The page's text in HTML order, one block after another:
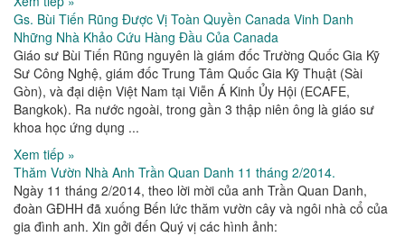
Gs. Bùi Tiến Rũng Được Vị Toàn Quyền Canada Vinh Danh
Những Nhà Khảo Cứu Hàng Đầu Của Canada
Giáo sư Bùi Tiến Rũng nguyên là giám đốc Trường Quốc Gia Kỹ
Sư Công Nghệ, giám đốc Trung Tâm Quốc Gia Kỹ Thuật (Sài
Gòn), và đại diện Việt Nam tại Viễn Á Kinh Ủy Hội (ECAFE,
Bangkok). Ra nước ngoài, trong gần 3 thập niên ông là giáo sư
khoa học ứng dụng ...
Xem tiếp »
Thăm Vườn Nhà Anh Trần Quan Danh 11 tháng 2/2014.
Ngày 11 tháng 2/2014, theo lời mời của anh Trần Quan Danh,
đoàn GĐHH đã xuống Bến lức thăm vườn cây và ngôi nhà cổ của
gia đình anh. Xin gởi đến Quý vị các hình ảnh: